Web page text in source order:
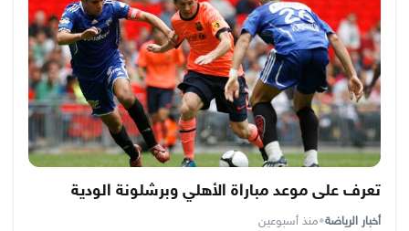
تعرف على موعد مباراة الأهلي وبرشلونة الودية
أخبار الرياضة•منذ أسبوعين